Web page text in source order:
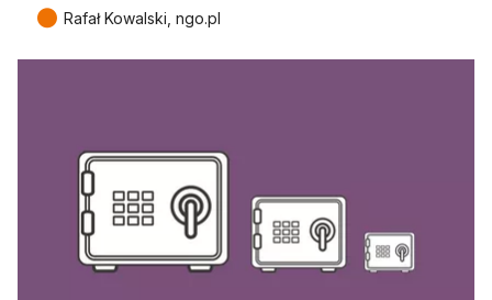
● Rafał Kowalski, ngo.pl